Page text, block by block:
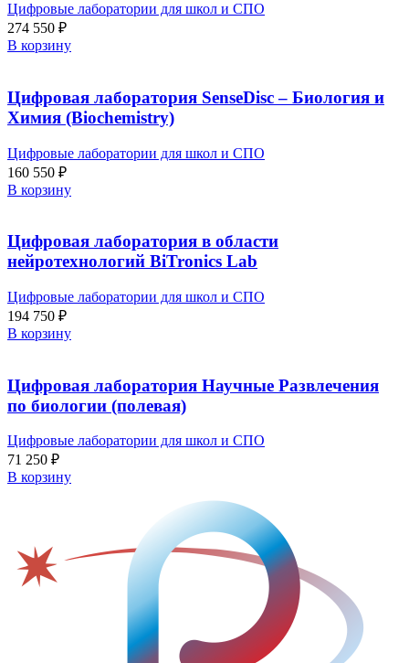
Цифровые лаборатории для школ и СПО
274 550 ₽
В корзину
Цифровая лаборатория SenseDisс – Биология и
Химия (Biochemistry)
Цифровые лаборатории для школ и СПО
160 550 ₽
В корзину
Цифровая лаборатория в области
нейротехнологий BiTronics Lab
Цифровые лаборатории для школ и СПО
194 750 ₽
В корзину
Цифровая лаборатория Научные Развлечения
по биологии (полевая)
Цифровые лаборатории для школ и СПО
71 250 ₽
В корзину